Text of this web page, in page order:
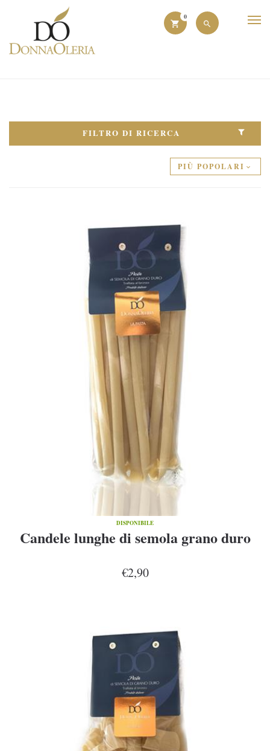
0
FILTRO DI RICERCA
PIÙ POPOLARI
DISPONIBILE
Candele lunghe di semola grano duro
€2,90